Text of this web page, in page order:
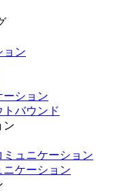
ョン
ーション
バウンド
ン
ュニケーション
ニケーション